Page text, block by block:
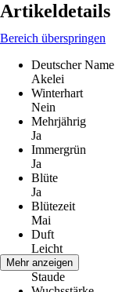
Artikeldetails
Bereich überspringen
Deutscher Name
Akelei
Winterhart
Nein
Mehrjährig
Ja
Immergrün
Ja
Blüte
Ja
Blütezeit
Mai
Duft
Leicht
Wuchs
Staude
Mehr anzeigen